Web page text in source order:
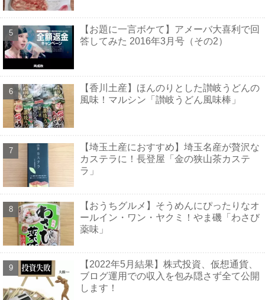
【お題に一言ボケて】アメーバ大喜利で回
答してみた 2016年3月号（その2）
【香川土産】ほんのりとした讃岐うどんの
風味！マルシン「讃岐うどん風味棒」
【埼玉土産におすすめ】埼玉名産が贅沢な
カステラに！長登屋「金の狭山茶カステ
ラ」
【おうちグルメ】そうめんにぴったりなオ
ールイン・ワン・ヤクミ！やま磯「わさび
薬味」
【2022年5月結果】株式投資、仮想通貨、
ブログ運用での収入を包み隠さず全て公開
します！